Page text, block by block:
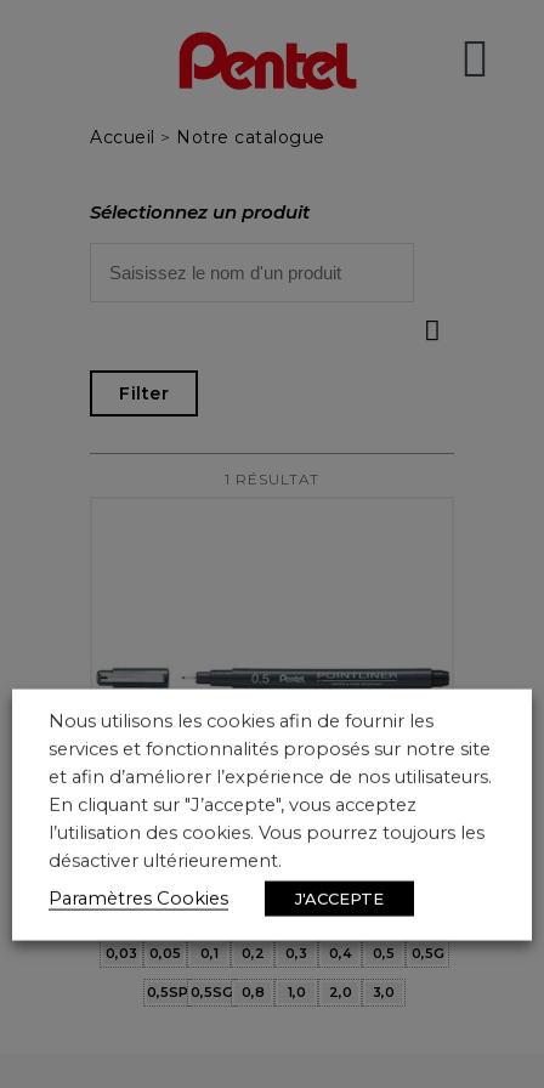
Accueil > Notre catalogue
Sélectionnez un produit
Filter
1 RÉSULTAT
POINTLINER
S20P
0,03 0,05 0,1 0,2 0,3 0,4 0,5 0,5G
0,5SP0,5SG 0,8 1,0 2,0 3,0
Nous utilisons les cookies afin de fournir les
services et fonctionnalités proposés sur notre site
et afin d’améliorer l’expérience de nos utilisateurs.
En cliquant sur "J’accepte", vous acceptez
l’utilisation des cookies. Vous pourrez toujours les
désactiver ultérieurement.
Paramètres Cookies
J'ACCEPTE